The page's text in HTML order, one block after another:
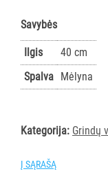
Maisto
gamybos
vietų
valymas
vežimėliai
priežiūros
Savybės
Ilgis
40 cm
Spalva Mėlyna
Kategorija: Grindų
Į SĄRAŠĄ